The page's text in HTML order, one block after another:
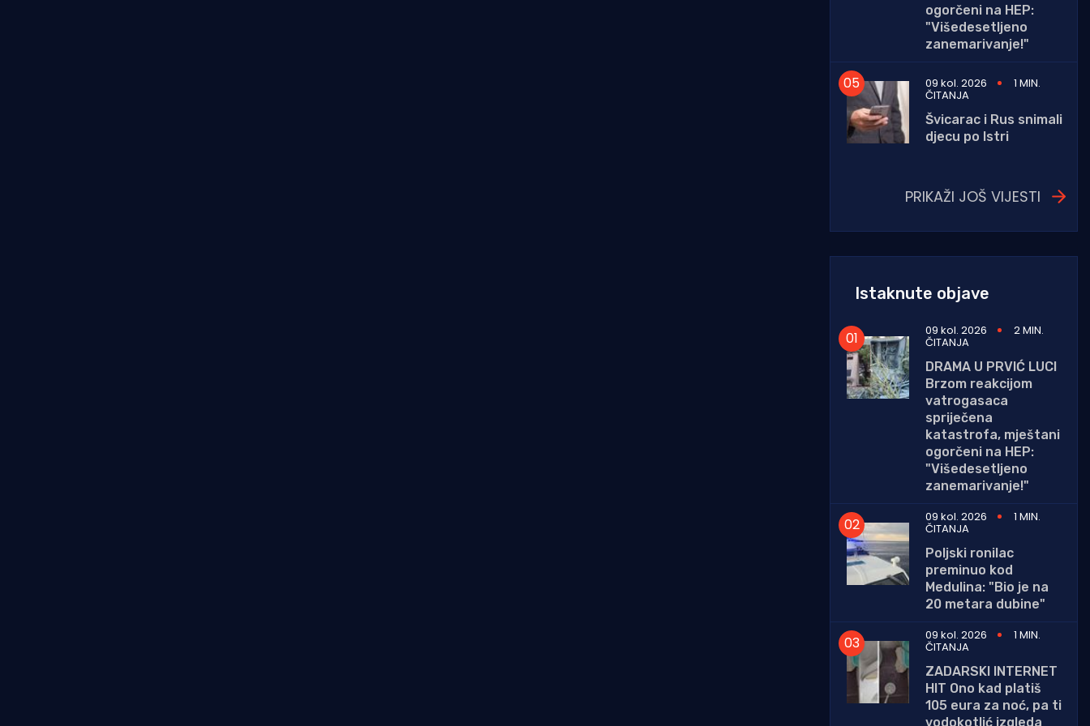
ogorčeni na HEP:
"Višedesetljeno
zanemarivanje!"
09 kol. 2026 1 MIN.
ČITANJA
Švicarac i Rus snimali
djecu po Istri
PRIKAŽI JOŠ VIJESTI
Istaknute objave
09 kol. 2026 2 MIN.
ČITANJA
DRAMA U PRVIĆ LUCI
Brzom reakcijom
vatrogasaca
spriječena
katastrofa, mještani
ogorčeni na HEP:
"Višedesetljeno
zanemarivanje!"
09 kol. 2026
1 MIN.
ČITANJA
Poljski ronilac
preminuo kod
Medulina: "Bio je na
20 metara dubine"
09 kol. 2026
1 MIN.
ČITANJA
ZADARSKI INTERNET
HIT Ono kad platiš
105 eura za noć, pa ti
vodokotlić izgleda